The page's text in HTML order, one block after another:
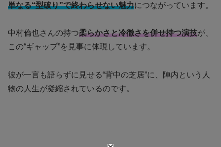
単なる“型破り”で終わらせない魅力につながっています。
中村倫也さんの持つ柔らかさと冷徹さを併せ持つ演技が、
この“ギャップ”を見事に体現しています。
彼が一言も語らずに見せる“背中の芝居”に、陣内という人
物の人生が凝縮されているのです。